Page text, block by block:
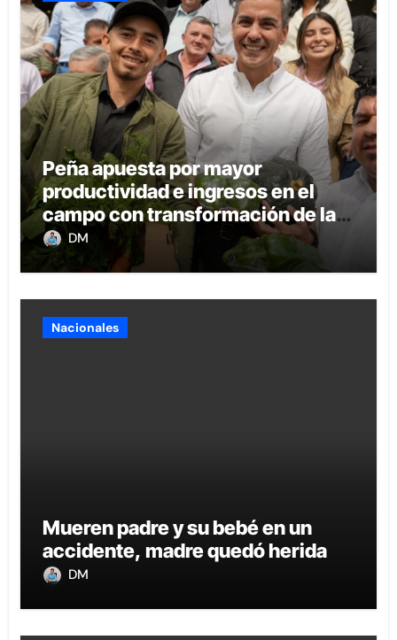
Peña apuesta por mayor
productividad e ingresos en el
campo con transformación de la
agricultura familiar
DM
Nacionales
Mueren padre y su bebé en un
accidente, madre quedó herida
DM